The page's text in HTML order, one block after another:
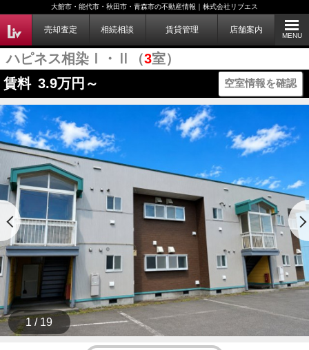
大館市・能代市・秋田市・青森市の不動産情報｜株式会社リブエス
売却査定 相続相談 賃貸管理 店舗案内
MENU
ハピネス相染Ⅰ・Ⅱ（3室）
賃料 3.9万円～ 空室情報を確認
1 / 19